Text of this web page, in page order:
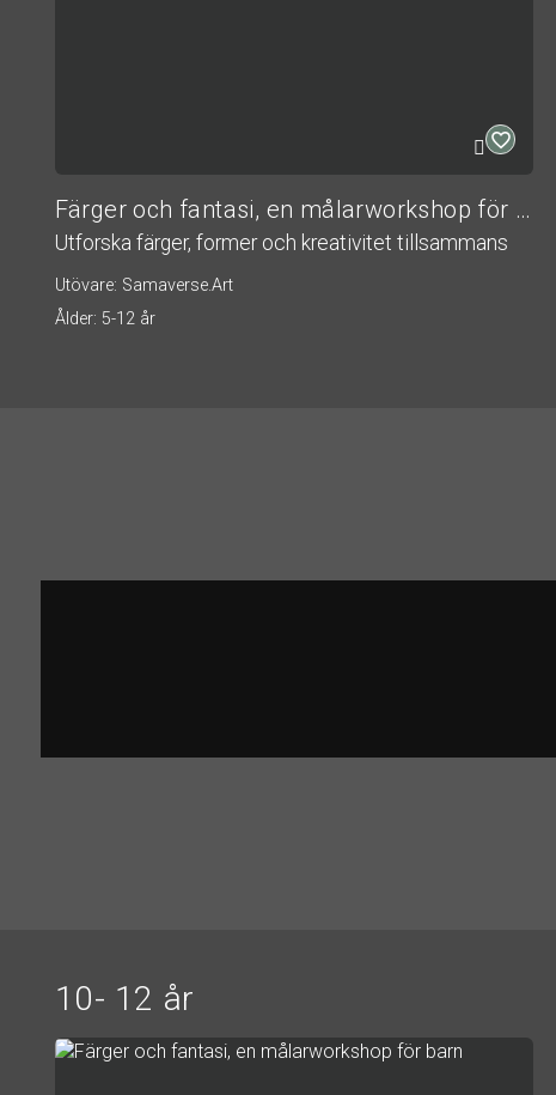
Färger och fantasi, en målarworkshop för barn
Utforska färger, former och kreativitet tillsammans
Utövare: Samaverse.Art
Ålder: 5-12 år
10- 12 år